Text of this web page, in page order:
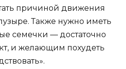
причиной движения
Также нужно иметь
семечки — достаточно
и желающим похудеть